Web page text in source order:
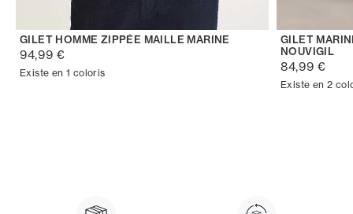
GILET HOMME ZIPPÉE MAILLE MARINE
94,99 €
Existe en 1 coloris
GILET
NOUVIGIL
84,99 €
Existe en 2